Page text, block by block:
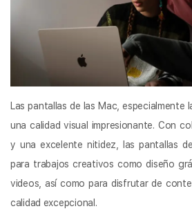
Las pantallas de las Mac, especialmente
una calidad visual impresionante. Con
y una excelente nitidez, las pantallas
para trabajos creativos como diseño
videos, así como para disfrutar de
calidad excepcional.